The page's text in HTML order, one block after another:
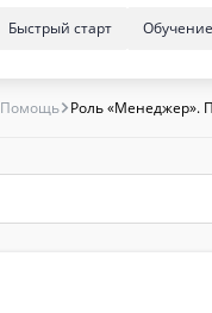
Обучение
Быстрый старт
Помощь Роль «Менеджер».